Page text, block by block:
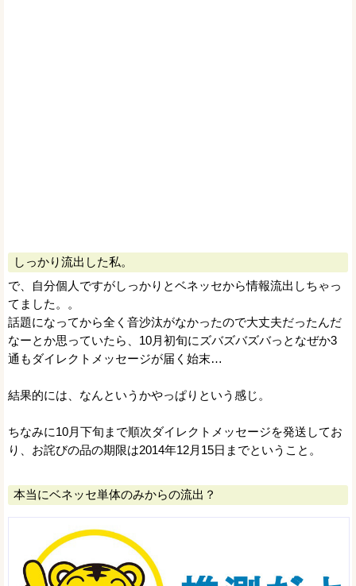
しっかり流出した私。
で、自分個人ですがしっかりとベネッセから情報流出しちゃっ
てました。。
話題になってから全く音沙汰がなかったので大丈夫だったんだ
なーとか思っていたら、10月初旬にズバズバズバっとなぜか3
通もダイレクトメッセージが届く始末…
結果的には、なんというかやっぱりという感じ。
ちなみに10月下旬まで順次ダイレクトメッセージを発送してお
り、お詫びの品の期限は2014年12月15日までということ。
本当にベネッセ単体のみからの流出？